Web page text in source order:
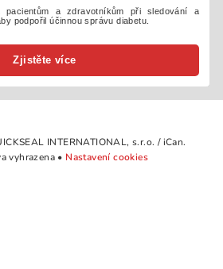
pacientům a zdravotníkům při sledování a
podpořil účinnou správu diabetu.
Zjistěte více
INTERNATIONAL, s.r.o. / iCan.
vyhrazena • Nastavení cookies